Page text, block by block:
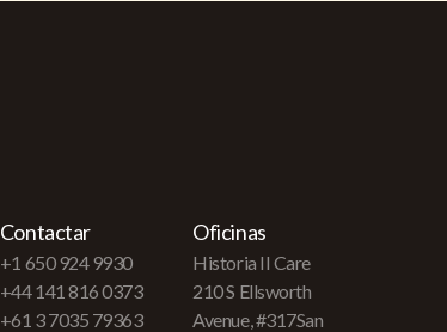
Contactar
+1 650 924 9930
+44 141 816 0373
+61 3 7035 79363
Oficinas
Historia II Care
210 S Ellsworth
Avenue, #317San